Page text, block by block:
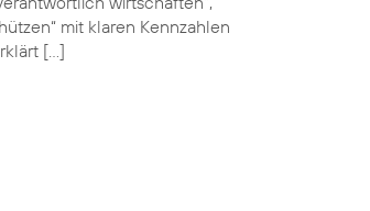
mit klaren Kennzahlen
[…]